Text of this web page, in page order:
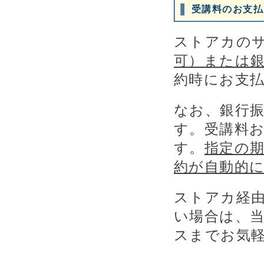
受講料のお支
ストアカの
可）または
約時にお支
なお、銀行
す。受講料
す。 指定の
約が自動的
ストアカ経
い場合は、
スまでお気